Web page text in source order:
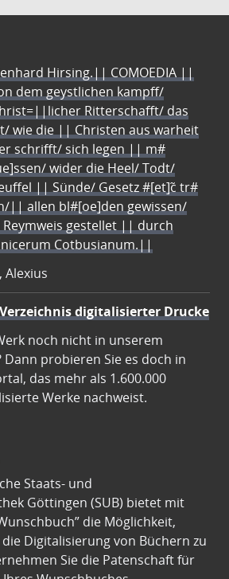
Hirsing.|| COMOEDIA ||
dem geystlichen kampff/
Ritterschafft/ das
wie die || Christen aus warheit
schrifft/ sich legen || m#
wider die Heel/ Todt/
|| Sünde/ Gesetz #[et]c̃ tr#
|| allen bl#[oe]den gewissen/
gestellet || durch
Cotbusianum.||
Alexius
digitalisierter Drucke
noch nicht in unserem
Dann probieren Sie es doch in
das mehr als 1.600.000
Werke nachweist.
Staats- und
Göttingen (SUB) bietet mit
die Möglichkeit,
Digitalisierung von Büchern zu
Sie die Patenschaft für